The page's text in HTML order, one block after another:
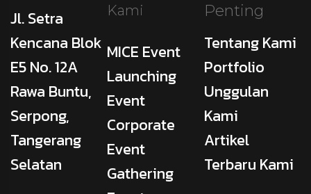
Jl. Setra
Kencana Blok
E5 No. 12A
Rawa Buntu,
Serpong,
Tangerang
Selatan
Kami
MICE Event
Launching
Event
Corporate
Event
Gathering
Penting
Tentang Kami
Portfolio
Unggulan
Kami
Artikel
Terbaru Kami